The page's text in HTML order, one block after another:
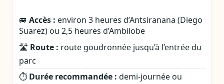
🚐 Accès : environ 3 heures d’Antsiranana (Diego
Suarez) ou 2,5 heures d’Ambilobe
🛣️ Route : route goudronnée jusqu’à l’entrée du
parc
⏱️ Durée recommandée : demi‑journée ou